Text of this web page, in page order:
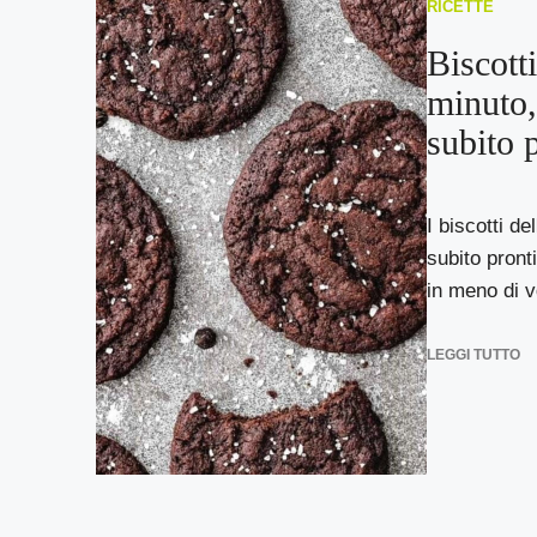
RICETTE
subito
I biscotti
subito
in meno di
LEGGI TUTTO